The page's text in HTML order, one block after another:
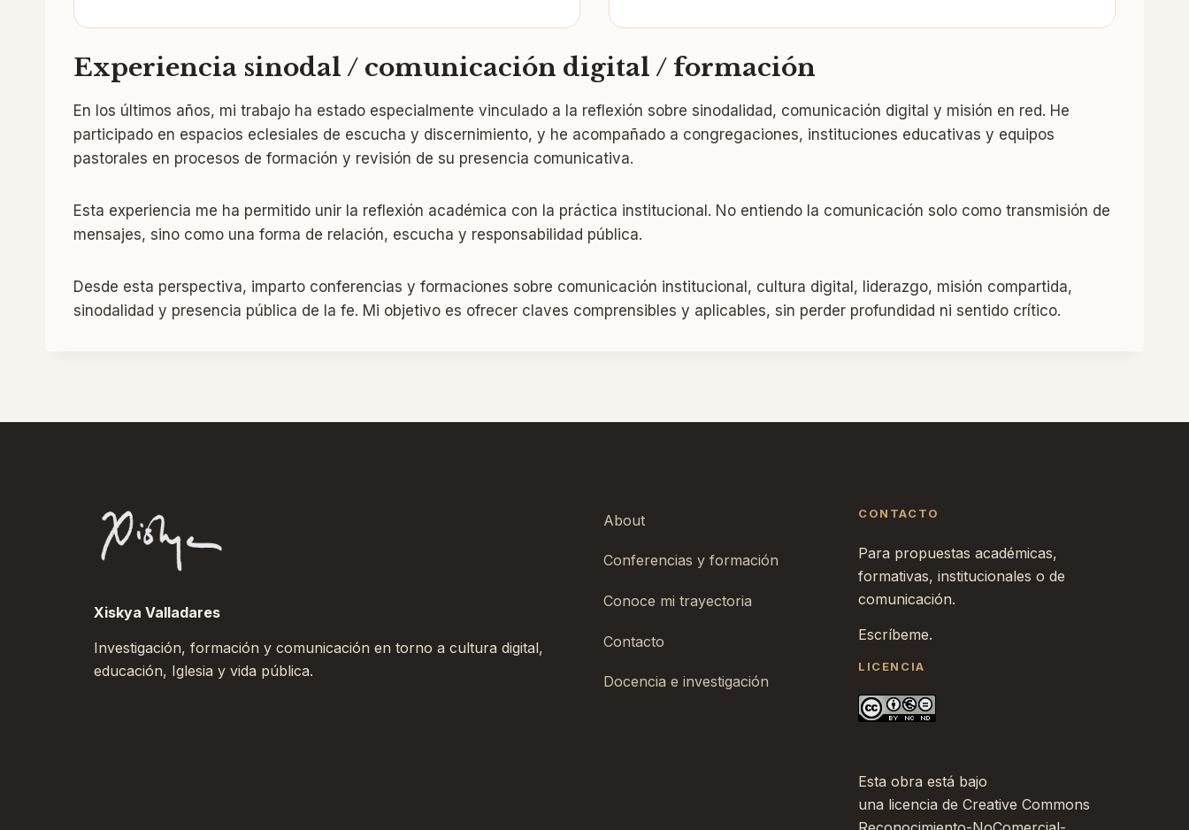
Experiencia sinodal / comunicación digital / formación
En los últimos años, mi trabajo ha estado especialmente vinculado a la reflexión sobre sinodalidad, comunicación digital y misión en red. He
participado en espacios eclesiales de escucha y discernimiento, y he acompañado a congregaciones, instituciones educativas y equipos
pastorales en procesos de formación y revisión de su presencia comunicativa.
Esta experiencia me ha permitido unir la reflexión académica con la práctica institucional. No entiendo la comunicación solo como transmisión de
mensajes, sino como una forma de relación, escucha y responsabilidad pública.
Desde esta perspectiva, imparto conferencias y formaciones sobre comunicación institucional, cultura digital, liderazgo, misión compartida,
sinodalidad y presencia pública de la fe. Mi objetivo es ofrecer claves comprensibles y aplicables, sin perder profundidad ni sentido crítico.
Xiskya Valladares
Investigación, formación y comunicación en torno a cultura digital,
educación, Iglesia y vida pública.
About
Conferencias y formación
Conoce mi trayectoria
Contacto
Docencia e investigación
CONTACTO
Para propuestas académicas,
formativas, institucionales o de
comunicación.
Escríbeme.
LICENCIA
Esta obra está bajo
una licencia de Creative Commons